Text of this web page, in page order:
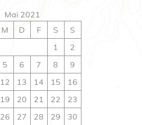
Mai 2021
M D F S
S
1
2
5 6 7 8
9
12 13 14 15
16
19 20 21 22
23
26 27 28 29
30